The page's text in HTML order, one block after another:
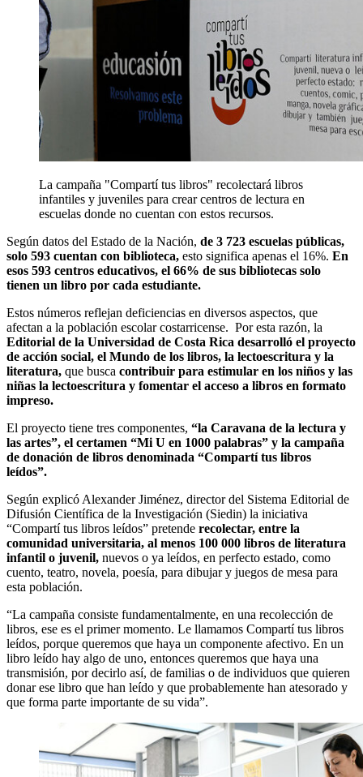
La campaña "Compartí tus libros" recolectará libros
infantiles y juveniles para crear centros de lectura en
escuelas donde no cuentan con estos recursos.
Según datos del Estado de la Nación, de 3 723 escuelas públicas,
solo 593 cuentan con biblioteca, esto significa apenas el 16%. En
esos 593 centros educativos, el 66% de sus bibliotecas solo
tienen un libro por cada estudiante.
Estos números reflejan deficiencias en diversos aspectos, que
afectan a la población escolar costarricense. Por esta razón, la
Editorial de la Universidad de Costa Rica desarrolló el proyecto
de acción social, el Mundo de los libros, la lectoescritura y la
literatura, que busca contribuir para estimular en los niños y las
niñas la lectoescritura y fomentar el acceso a libros en formato
impreso.
El proyecto tiene tres componentes, “la Caravana de la lectura y
las artes”, el certamen “Mi U en 1000 palabras” y la campaña
de donación de libros denominada “Compartí tus libros
leídos”.
Según explicó Alexander Jiménez, director del Sistema Editorial de
Difusión Científica de la Investigación (Siedin) la iniciativa
“Compartí tus libros leídos” pretende recolectar, entre la
comunidad universitaria, al menos 100 000 libros de literatura
infantil o juvenil, nuevos o ya leídos, en perfecto estado, como
cuento, teatro, novela, poesía, para dibujar y juegos de mesa para
esta población.
“La campaña consiste fundamentalmente, en una recolección de
libros, ese es el primer momento. Le llamamos Compartí tus libros
leídos, porque queremos que haya un componente afectivo. En un
libro leído hay algo de uno, entonces queremos que haya una
transmisión, por decirlo así, de familias o de individuos que quieren
donar ese libro que han leído y que probablemente han atesorado y
que forma parte importante de su vida”.